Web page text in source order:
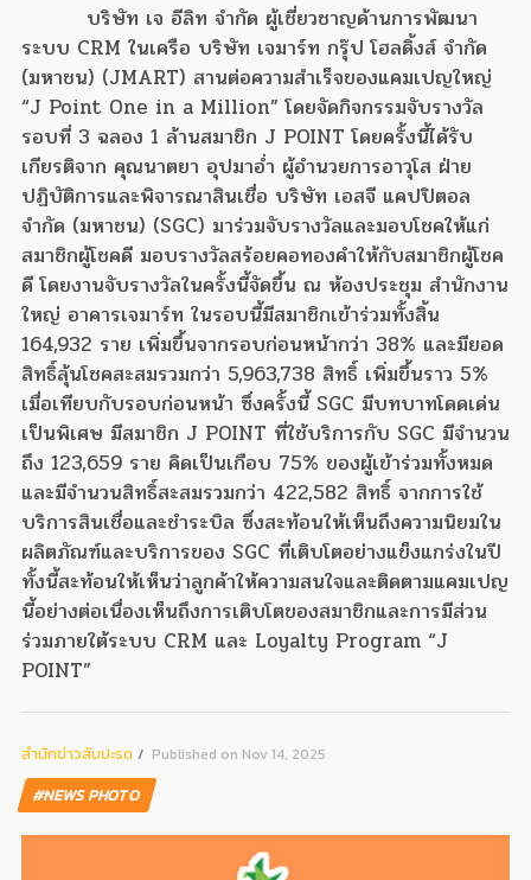
บริษัท เจ อีลิท จำกัด ผู้เชี่ยวชาญด้านการพัฒนา
ระบบ CRM ในเครือ บริษัท เจมาร์ท กรุ๊ป โฮลดิ้งส์ จำกัด
(มหาชน) (JMART) สานต่อความสำเร็จของแคมเปญใหญ่
“J Point One in a Million” โดยจัดกิจกรรมจับรางวัล
รอบที่ 3 ฉลอง 1 ล้านสมาชิก J POINT โดยครั้งนี้ได้รับ
เกียรติจาก คุณนาตยา อุปมาอ่ำ ผู้อำนวยการอาวุโส ฝ่าย
ปฏิบัติการและพิจารณาสินเชื่อ บริษัท เอสจี แคปปิตอล
จำกัด (มหาชน) (SGC) มาร่วมจับรางวัลและมอบโชคให้แก่
สมาชิกผู้โชคดี มอบรางวัลสร้อยคอทองคำให้กับสมาชิกผู้โชค
ดี โดยงานจับรางวัลในครั้งนี้จัดขึ้น ณ ห้องประชุม สำนักงาน
ใหญ่ อาคารเจมาร์ท ในรอบนี้มีสมาชิกเข้าร่วมทั้งสิ้น
164,932 ราย เพิ่มขึ้นจากรอบก่อนหน้ากว่า 38% และมียอด
สิทธิ์ลุ้นโชคสะสมรวมกว่า 5,963,738 สิทธิ์ เพิ่มขึ้นราว 5%
เมื่อเทียบกับรอบก่อนหน้า ซึ่งครั้งนี้ SGC มีบทบาทโดดเด่น
เป็นพิเศษ มีสมาชิก J POINT ที่ใช้บริการกับ SGC มีจำนวน
ถึง 123,659 ราย คิดเป็นเกือบ 75% ของผู้เข้าร่วมทั้งหมด
และมีจำนวนสิทธิ์สะสมรวมกว่า 422,582 สิทธิ์ จากการใช้
บริการสินเชื่อและชำระบิล ซึ่งสะท้อนให้เห็นถึงความนิยมใน
ผลิตภัณฑ์และบริการของ SGC ที่เติบโตอย่างแข็งแกร่งในปี
ทั้งนี้สะท้อนให้เห็นว่าลูกค้าให้ความสนใจและติดตามแคมเปญ
นี้อย่างต่อเนื่องเห็นถึงการเติบโตของสมาชิกและการมีส่วน
ร่วมภายใต้ระบบ CRM และ Loyalty Program “J
POINT”
สํานักข่าวสับปะรด Published on Nov 14, 2025
#NEWS PHOTO